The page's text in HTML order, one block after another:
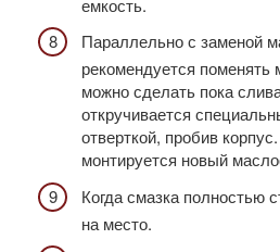
емкость.
Параллельно с заменой
рекомендуется
можно сделать пока
откручивается
отверткой, пробив
монтируется новый
Когда смазка полностью
на место.